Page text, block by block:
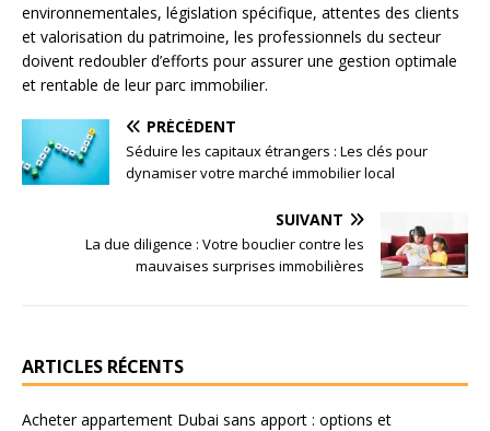
environnementales, législation spécifique, attentes des clients
et valorisation du patrimoine, les professionnels du secteur
doivent redoubler d’efforts pour assurer une gestion optimale
et rentable de leur parc immobilier.
PRÉCÉDENT
Séduire les capitaux étrangers : Les clés pour
dynamiser votre marché immobilier local
SUIVANT
La due diligence : Votre bouclier contre les
mauvaises surprises immobilières
ARTICLES RÉCENTS
Acheter appartement Dubai sans apport : options et